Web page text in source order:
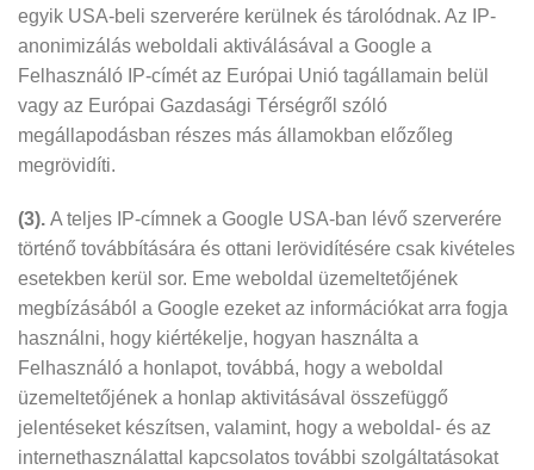
egyik USA-beli szerverére kerülnek és tárolódnak. Az IP-
anonimizálás weboldali aktiválásával a Google a
Felhasználó IP-címét az Európai Unió tagállamain belül
vagy az Európai Gazdasági Térségről szóló
megállapodásban részes más államokban előzőleg
megrövidíti.
(3). A teljes IP-címnek a Google USA-ban lévő szerverére
történő továbbítására és ottani lerövidítésére csak kivételes
esetekben kerül sor. Eme weboldal üzemeltetőjének
megbízásából a Google ezeket az információkat arra fogja
használni, hogy kiértékelje, hogyan használta a
Felhasználó a honlapot, továbbá, hogy a weboldal
üzemeltetőjének a honlap aktivitásával összefüggő
jelentéseket készítsen, valamint, hogy a weboldal- és az
internethasználattal kapcsolatos további szolgáltatásokat